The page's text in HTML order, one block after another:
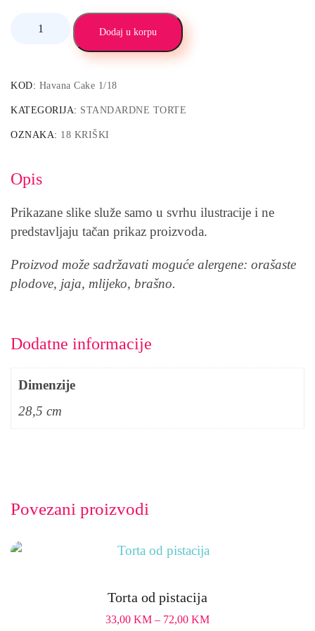
Dodaj u korpu
KOD: Havana Cake 1/18
KATEGORIJA: STANDARDNE TORTE
OZNAKA: 18 KRIŠKI
Opis
Prikazane slike služe samo u svrhu ilustracije i ne
predstavljaju tačan prikaz proizvoda.
Proizvod može sadržavati moguće alergene: orašaste
plodove, jaja, mlijeko, brašno.
Dodatne informacije
Dimenzije
28,5 cm
Povezani proizvodi
Torta od pistacija
33,00 KM – 72,00 KM